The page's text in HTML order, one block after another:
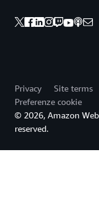
Privacy Site terms
Preferenze cookie
© 2026, Amazon
reserved.